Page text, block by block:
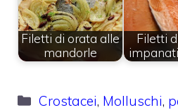
Filetti di orata alle
mandorle
Filetti
Categorie
Crostacei, Molluschi,